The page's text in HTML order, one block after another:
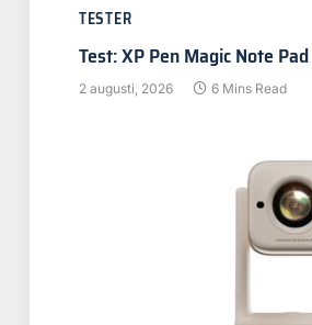
TESTER
Test: XP Pen Magic Note Pad
2 augusti, 2026 6 Mins Read